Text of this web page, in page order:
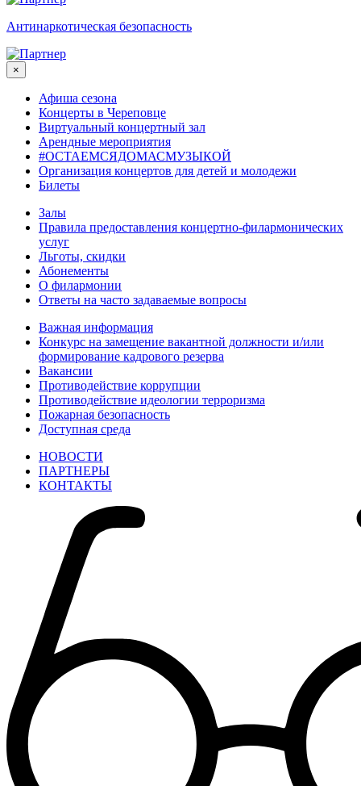
Антинаркотическая безопасность
×
Афиша сезона
Концерты в Череповце
Виртуальный концертный зал
Арендные мероприятия
#ОСТАЕМСЯДОМАСМУЗЫКОЙ
Организация концертов для детей и молодежи
Билеты
Залы
Правила предоставления концертно-филармонических
услуг
Льготы, скидки
Абонементы
О филармонии
Ответы на часто задаваемые вопросы
Важная информация
Конкурс на замещение вакантной должности и/или
формирование кадрового резерва
Вакансии
Противодействие коррупции
Противодействие идеологии терроризма
Пожарная безопасность
Доступная среда
НОВОСТИ
ПАРТНЕРЫ
КОНТАКТЫ